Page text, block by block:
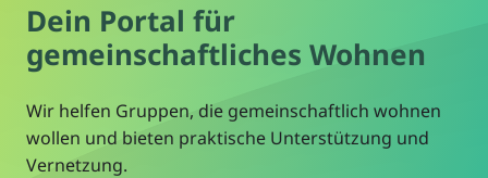
Dein Portal für
gemeinschaftliches Wohnen
Wir helfen Gruppen, die gemeinschaftlich wohnen
wollen und bieten praktische Unterstützung und
Vernetzung.